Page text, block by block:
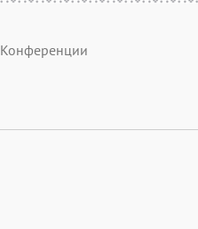
Конференции